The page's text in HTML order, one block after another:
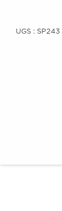
UGS : SP243